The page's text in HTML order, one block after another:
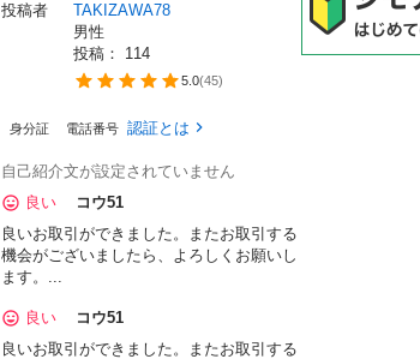
投稿者
TAKIZAWA78
男性
投稿： 114
5.0(45)
身分証 電話番号 認証とは
自己紹介文が設定されていません
良い
コウ51
良いお取引ができました。またお取引する
機会がございましたら、よろしくお願いし
ます。...
良い
コウ51
良いお取引ができました。またお取引する